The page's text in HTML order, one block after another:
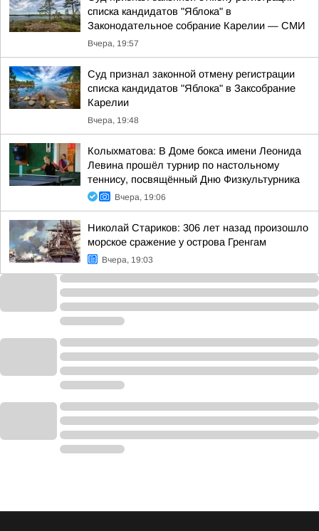
списка кандидатов "Яблока" в
Законодательное собрание Карелии — СМИ
Вчера, 19:57
Суд признал законной отмену регистрации
списка кандидатов "Яблока" в Заксобрание
Карелии
Вчера, 19:48
Колыхматова: В Доме бокса имени Леонида
Левина прошёл турнир по настольному
теннису, посвящённый Дню Физкультурника
Вчера, 19:06
Николай Стариков: 306 лет назад произошло
морское сражение у острова Гренгам
Вчера, 19:03